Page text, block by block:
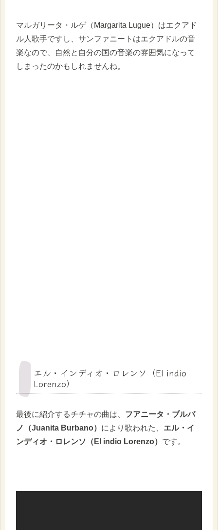
マルガリータ・ルゲ（Margarita Lugue）はエクアド
ル人歌手ですし、サンファニートはエクアドルの音
楽なので、自然と自分の国の音楽の雰囲気になって
しまったのかもしれませんね。
エル・インディオ・ロレンソ（El indio
Lorenzo）
最後に紹介するチチャの曲は、 フアニータ・ブルバ
ノ（Juanita Burbano） により歌われた、 エル・イ
ンディオ・ロレンソ（El indio Lorenzo） です。